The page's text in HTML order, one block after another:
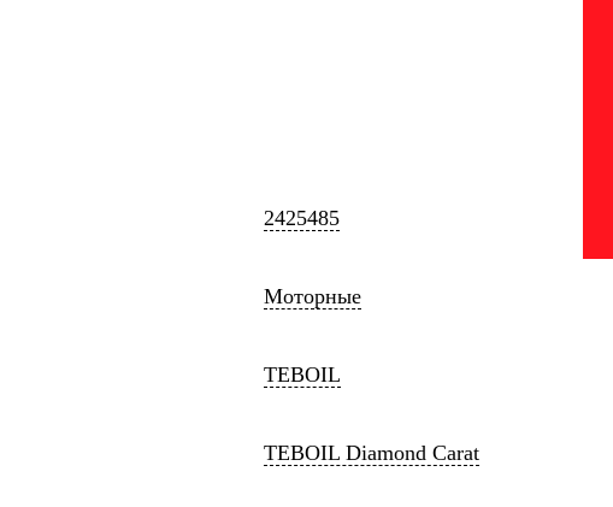
2425485
Моторные
TEBOIL
TEBOIL Diamond Carat